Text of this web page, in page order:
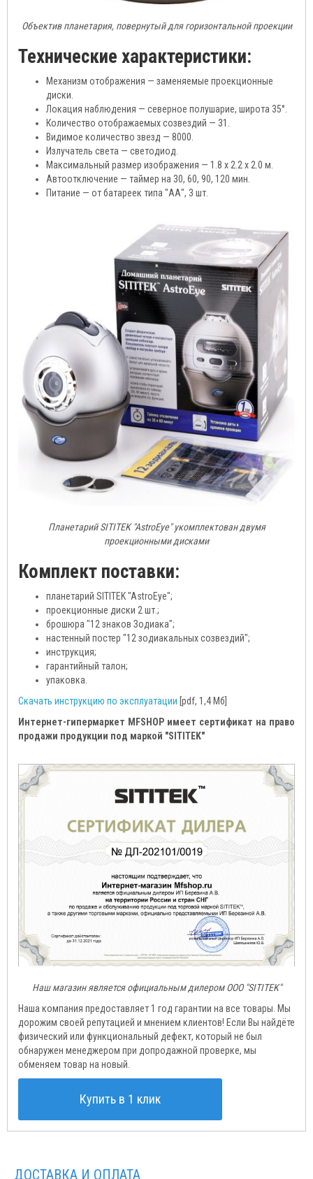
Объектив планетария, повернутый для горизонтальной проекции
Технические характеристики:
Механизм отображения — заменяемые проекционные
диски.
Локация наблюдения — северное полушарие, широта 35°.
Количество отображаемых созвездий — 31.
Видимое количество звезд — 8000.
Излучатель света — светодиод.
Максимальный размер изображения — 1.8 х 2.2 х 2.0 м.
Автоотключение — таймер на 30, 60, 90, 120 мин.
Питание — от батареек типа "АА", 3 шт.
Планетарий SITITEK "AstroEye" укомплектован двумя
проекционными дисками
Комплект поставки:
планетарий SITITEK "AstroEye";
проекционные диски 2 шт.;
брошюра "12 знаков Зодиака";
настенный постер "12 зодиакальных созвездий";
инструкция;
гарантийный талон;
упаковка.
Скачать инструкцию по эксплуатации [pdf, 1,4 Мб]
Интернет-гипермаркет MFSHOP имеет сертификат на право
продажи продукции под маркой "SITITEK"
Наш магазин является официальным дилером ООО "SITITEK"
Наша компания предоставляет 1 год гарантии на все товары. Мы
дорожим своей репутацией и мнением клиентов! Если Вы найдёте
физический или функциональный дефект, который не был
обнаружен менеджером при допродажной проверке, мы
обменяем товар на новый.
Купить в 1 клик
ДОСТАВКА И ОПЛАТА